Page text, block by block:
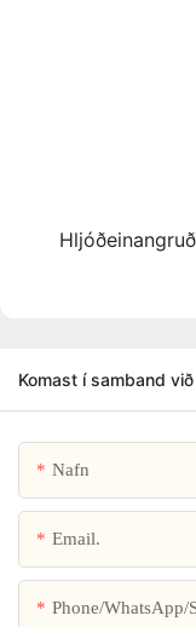
Komast í samband
Nafn
Email.
Phone/WhatsApp/